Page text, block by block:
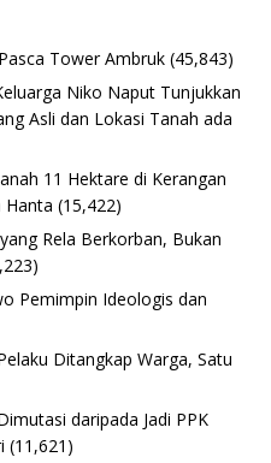
Tower Ambruk (45,843)
Niko Naput Tunjukkan
Asli dan Lokasi Tanah ada
11 Hektare di Kerangan
Hanta (15,422)
Rela Berkorban, Bukan
Pemimpin Ideologis dan
Ditangkap Warga, Satu
daripada Jadi PPK
(11,621)